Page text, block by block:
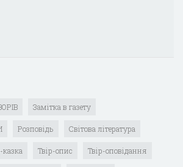
Замітка в газету
Розповідь Світова література
казка Твір-опис Твір-оповідання